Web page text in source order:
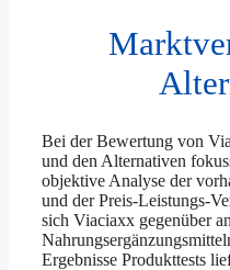
Bei der Bewertung von
und den Alternativen
objektive Analyse der
und der Preis-Leistungs-
sich Viaciaxx gegenüber
Ergebnisse Produkttests